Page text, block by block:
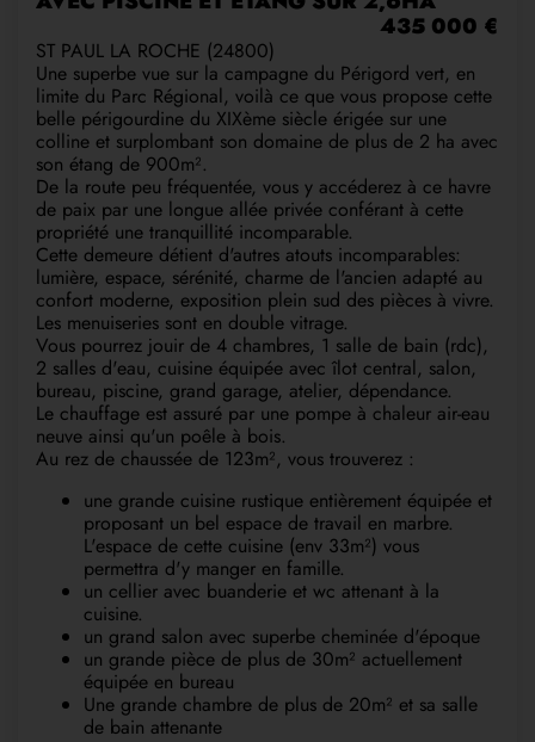
435 000 €
ST PAUL LA ROCHE (24800)
Une superbe vue sur la campagne du Périgord vert, en
limite du Parc Régional, voilà ce que vous propose cette
belle périgourdine du XIXème siècle érigée sur une
colline et surplombant son domaine de plus de 2 ha avec
son étang de 900m².
De la route peu fréquentée, vous y accéderez à ce havre
de paix par une longue allée privée conférant à cette
propriété une tranquillité incomparable.
Cette demeure détient d'autres atouts incomparables:
lumière, espace, sérénité, charme de l'ancien adapté au
confort moderne, exposition plein sud des pièces à vivre.
Les menuiseries sont en double vitrage.
Vous pourrez jouir de 4 chambres, 1 salle de bain (rdc),
2 salles d'eau, cuisine équipée avec îlot central, salon,
bureau, piscine, grand garage, atelier, dépendance.
Le chauffage est assuré par une pompe à chaleur air-eau
neuve ainsi qu'un poêle à bois.
Au rez de chaussée de 123m², vous trouverez :
une grande cuisine rustique entièrement équipée et
proposant un bel espace de travail en marbre.
L'espace de cette cuisine (env 33m²) vous
permettra d'y manger en famille.
un cellier avec buanderie et wc attenant à la
cuisine.
un grand salon avec superbe cheminée d'époque
un grande pièce de plus de 30m² actuellement
équipée en bureau
Une grande chambre de plus de 20m² et sa salle
de bain attenante